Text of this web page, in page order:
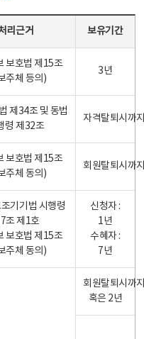
리근거 보유기간
보호법 제15조
주체 등의)
3년
제34조 및 동법
령 제32조
자격탈퇴시까
보호법 제15조
주체 동의)
회원탈퇴시까
기기법 시행령
조 제1호
보호법 제15조
주체 동의)
신청자 :
1년
수혜자 :
7년
회원탈퇴시까
혹은 2년